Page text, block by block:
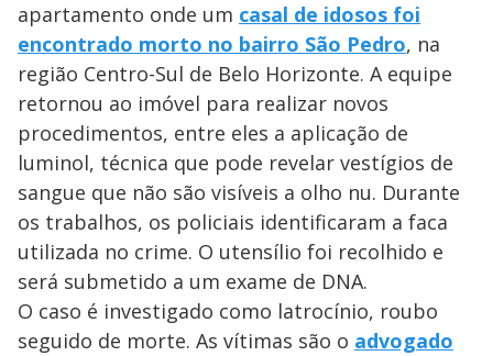
apartamento onde um casal de idosos foi
encontrado morto no bairro São Pedro, na
região Centro-Sul de Belo Horizonte. A equipe
retornou ao imóvel para realizar novos
procedimentos, entre eles a aplicação de
luminol, técnica que pode revelar vestígios de
sangue que não são visíveis a olho nu. Durante
os trabalhos, os policiais identificaram a faca
utilizada no crime. O utensílio foi recolhido e
será submetido a um exame de DNA.
O caso é investigado como latrocínio, roubo
seguido de morte. As vítimas são o advogado